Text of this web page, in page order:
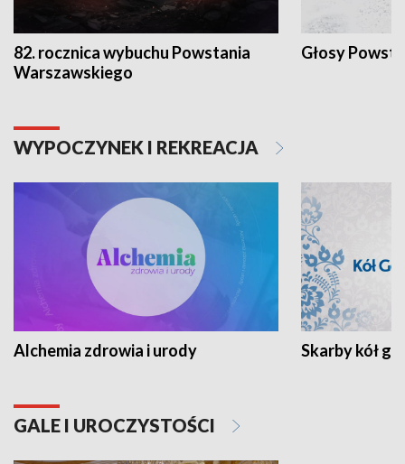
82. rocznica wybuchu Powstania
Warszawskiego
Głosy
WYPOCZYNEK I REKREACJA
Alchemia zdrowia i urody Skarby kół
GALE I UROCZYSTOŚCI